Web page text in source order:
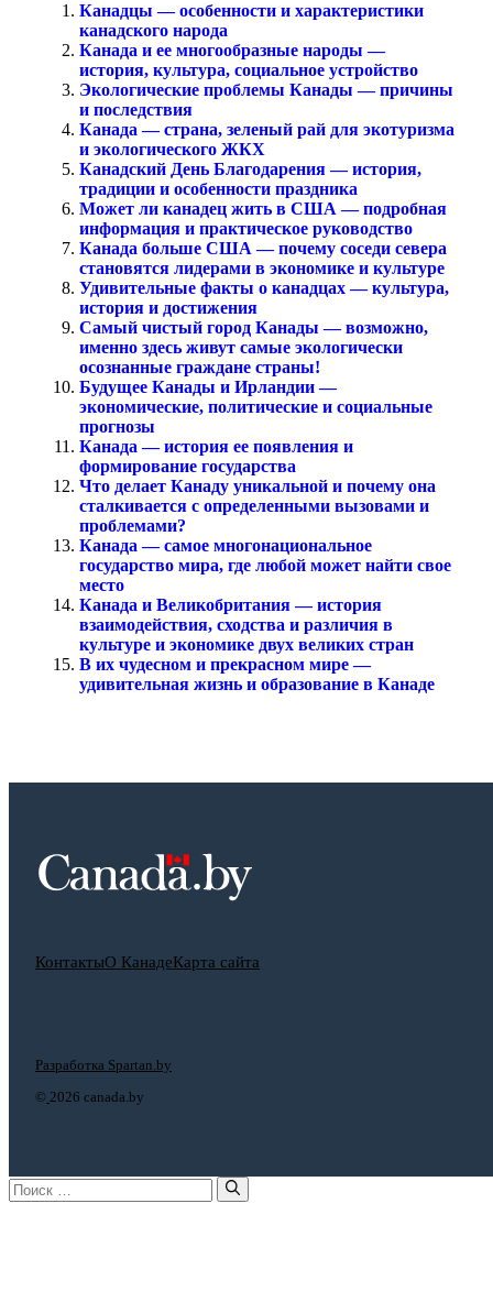
Канадцы — особенности и характеристики
канадского народа
Канада и ее многообразные народы —
история, культура, социальное устройство
Экологические проблемы Канады — причины
и последствия
Канада — страна, зеленый рай для экотуризма
и экологического ЖКХ
Канадский День Благодарения — история,
традиции и особенности праздника
Может ли канадец жить в США — подробная
информация и практическое руководство
Канада больше США — почему соседи севера
становятся лидерами в экономике и культуре
Удивительные факты о канадцах — культура,
история и достижения
Самый чистый город Канады — возможно,
именно здесь живут самые экологически
осознанные граждане страны!
Будущее Канады и Ирландии —
экономические, политические и социальные
прогнозы
Канада — история ее появления и
формирование государства
Что делает Канаду уникальной и почему она
сталкивается с определенными вызовами и
проблемами?
Канада — самое многонациональное
государство мира, где любой может найти свое
место
Канада и Великобритания — история
взаимодействия, сходства и различия в
культуре и экономике двух великих стран
В их чудесном и прекрасном мире —
удивительная жизнь и образование в Канаде
КонтактыО КанадеКарта сайта
© 2026 canada.by
Разработка Spartan.by
Поиск: